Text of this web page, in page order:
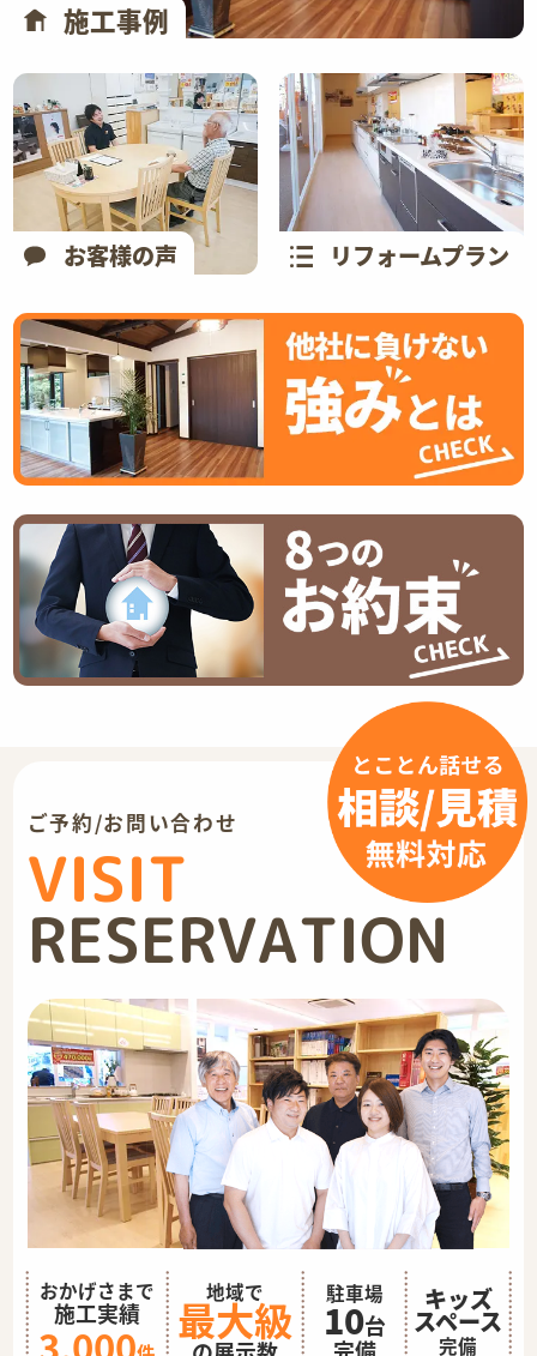
施工事例
お客様の声 リフォームプラン
ご予約/お問い合わせ
VISIT
RESERVATION
おかげさまで
施工実績
地域で
最大級 駐車場
10台
キッズ
スペース
完備